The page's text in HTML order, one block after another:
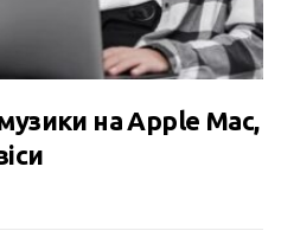
на Apple Mac,